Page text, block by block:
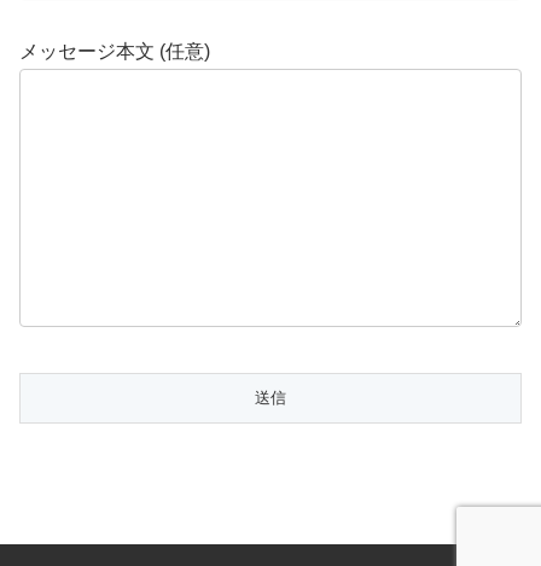
メッセージ本文 (任意)